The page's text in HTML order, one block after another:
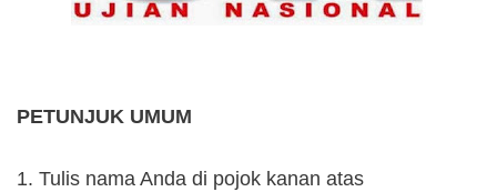
PETUNJUK UMUM
1. Tulis nama Anda di pojok kanan atas